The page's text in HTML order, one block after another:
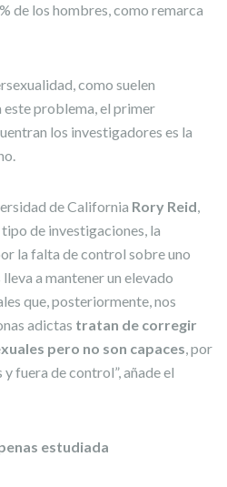
de los hombres, como remarca
como suelen
problema, el primer
los investigadores es la
de California Rory Reid,
de investigaciones, la
la falta de control sobre uno
a mantener un elevado
que, posteriormente, nos
adictas tratan de corregir
pero no son capaces, por
fuera de control”, añade el
estudiada